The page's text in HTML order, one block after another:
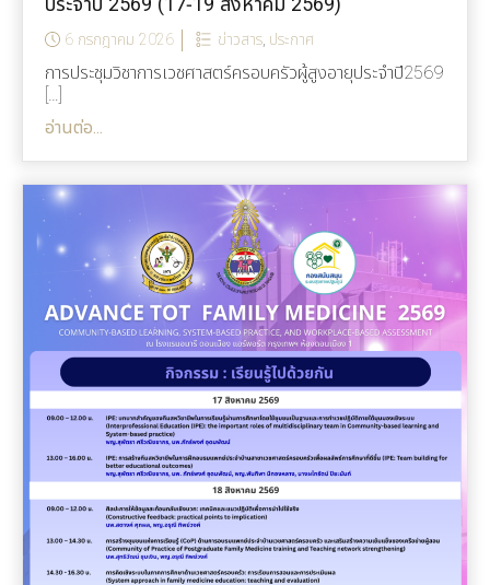
6 กรกฎาคม 2026 ข่าวสาร, ประกาศ
การประชุมวิชาการเวชศาสตร์ครอบครัวผู้สูงอายุประจำปี2569
[…]
อ่านต่อ...